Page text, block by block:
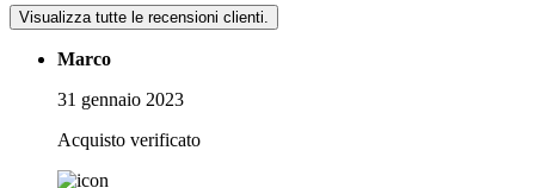
Visualizza tutte le recensioni clienti.
Marco
31 gennaio 2023
Acquisto verificato